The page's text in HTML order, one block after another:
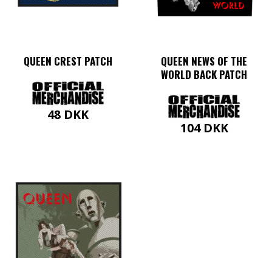
QUEEN CREST PATCH
48 DKK
QUEEN NEWS OF THE
WORLD BACK PATCH
104 DKK